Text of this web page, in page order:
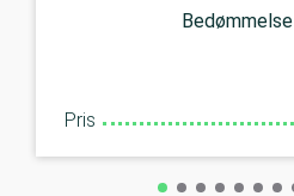
Bedømmelse
Pris